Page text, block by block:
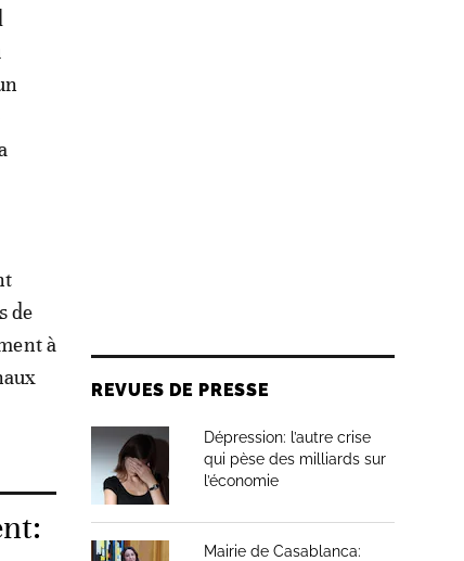
de
à
REVUES DE PRESSE
Dépression: l’autre crise
qui pèse des milliards sur
l’économie
Mairie de Casablanca: